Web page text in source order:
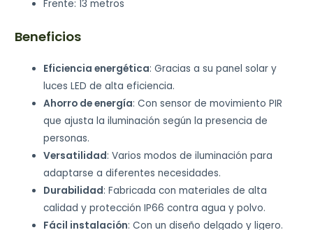
Frente: 13 metros
Beneficios
Eficiencia energética: Gracias a su panel solar y
luces LED de alta eficiencia.
Ahorro de energía: Con sensor de movimiento PIR
que ajusta la iluminación según la presencia de
personas.
Versatilidad: Varios modos de iluminación para
adaptarse a diferentes necesidades.
Durabilidad: Fabricada con materiales de alta
calidad y protección IP66 contra agua y polvo.
Fácil instalación: Con un diseño delgado y ligero.